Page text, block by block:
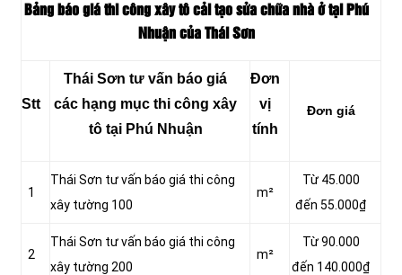
Bảng báo giá thi công xây tô cải tạo sửa chữa nhà ở tại Phú
Nhuận của Thái Sơn
Stt
Thái Sơn tư vấn báo giá
các hạng mục thi công xây
tô tại Phú Nhuận
Đơn
vị
tính
Đơn giá
1
Thái Sơn tư vấn báo giá thi công
xây tường 100
m²
Từ 45.000
đến 55.000₫
2
Thái Sơn tư vấn báo giá thi công
xây tường 200
m²
Từ 90.000
đến 140.000₫